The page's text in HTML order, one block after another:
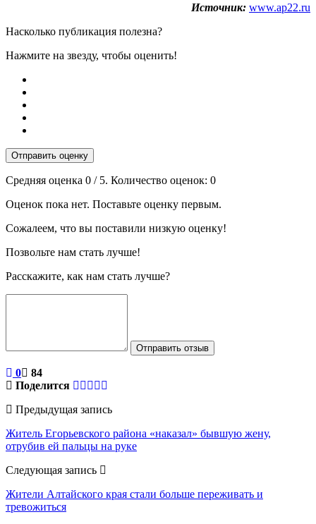
Источник: www.ap22.ru
Насколько публикация полезна?
Нажмите на звезду, чтобы оценить!
Отправить оценку
Средняя оценка 0 / 5. Количество оценок: 0
Оценок пока нет. Поставьте оценку первым.
Сожалеем, что вы поставили низкую оценку!
Позвольте нам стать лучше!
Расскажите, как нам стать лучше?
Отправить отзыв
0
84
Поделится
Предыдущая запись
Житель Егорьевского района «наказал» бывшую жену,
отрубив ей пальцы на руке
Следующая запись
Жители Алтайского края стали больше переживать и
тревожиться